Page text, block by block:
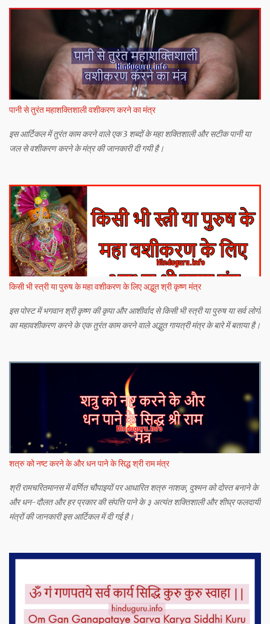
पानी से तुरंत महाशक्तिशाली वशीकरण करने का मंत्र
इस आर्टिकल में तुरंत काम करने वाले एक 3 शब्दों के महा शक्तिशाली और सटीक पानी या
जल से वशीकरण करने के मंत्र की जानकारी दी गयी है।
किसी भी स्त्री या पुरुष के महा वशीकरण के लिए अद्भुत श्री कृष्ण मंत्र
इस पोस्ट में भगवान श्री कृष्ण की कृपा और आशीर्वाद से किसी भी स्त्री या पुरुष या सर्व लोगों
का महावशीकरण करने के एक तुरंत काम करने वाले अद्भुत गायत्री मंत्र के बारे में बताया है।
शत्रु को नष्ट करने के और धन पाने के सिद्ध श्री राम मंत्र
श्री रामचरितमानस में वर्णित चौपाइयों पर आधारित शत्रु नाशक, दुश्मन को दोस्त बनाने के
और धन-दौलत और हर प्रकार की संपत्ति पाने के ३ अत्यंत शक्तिशाली और शीघ्र फलदायी
मंत्रों की जानकारी इस आर्टिकल में दी गई है।